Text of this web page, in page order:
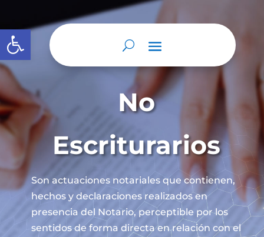
Abrir barra de herramientas
No
Escriturarios
Son actuaciones notariales que contienen,
hechos y declaraciones realizados en
presencia del Notario, perceptible por los
sentidos de forma directa en relación con el